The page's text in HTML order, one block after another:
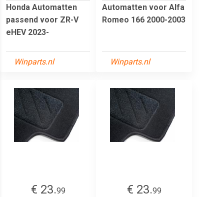
Honda Automatten
passend voor ZR-V
eHEV 2023-
Winparts.nl
Automatten voor Alfa
Romeo 166 2000-2003
Winparts.nl
€ 23.99
€ 23.99